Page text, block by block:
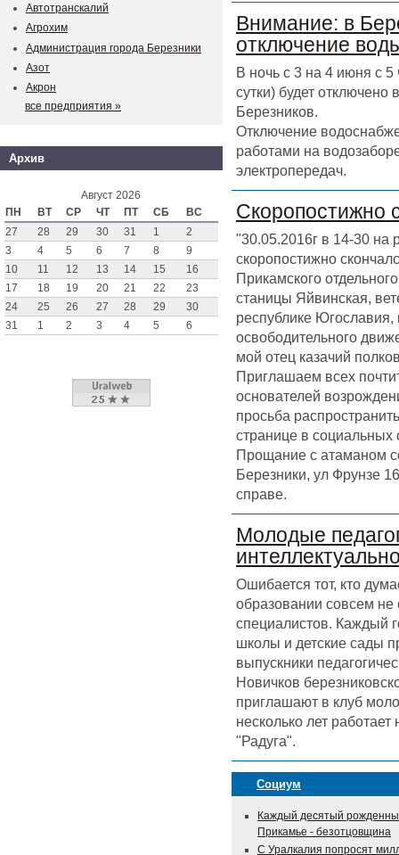
Внимание: в
отключение
В ночь с 3 на 4 июня с 5
сутки) будет
Березников.
Отключение
работами на
электропередач.
Скоропостижно
"30.05.2016г в 14-30 на
скоропостижно
Прикамского
станицы Яйвинская,
республике
освободительного
мой отец казачий
Приглашаем всех
основателей
просьба
странице в
Прощание с атаманом
Березники, ул Фрунзе
справе.
Молодые
Ошибается тот, кто
образовании совсем
специалистов. Каждый
школы и детские сады
выпускники
Новичков
приглашают в клуб
несколько лет
"Радуга".
Социум
Каждый десятый
Прикамье - безотцовщина
С Уралкалия попросят
Автотранскалий
Агрохим
Администрация города Березники
Азот
Акрон
все предприятия »
Архив
Август 2026
ПН
ВТ СР ЧТ ПТ СБ
ВС
27
28 29 30 31 1
2
3
4 5 6 7 8
9
10
11 12 13 14 15
16
17
18 19 20 21 22
23
24
25 26 27 28 29
30
31
1 2 3 4 5 6